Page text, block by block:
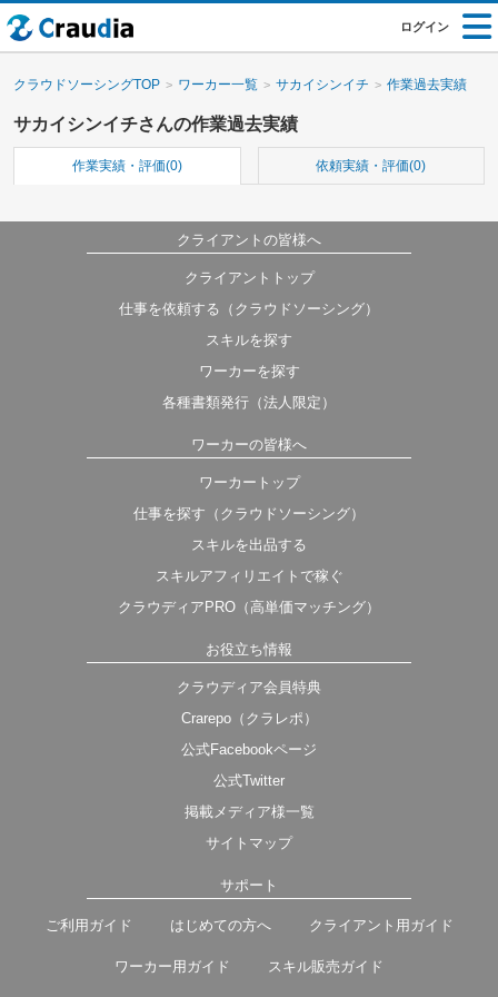
ログイン
クラウドソーシングTOP ワーカー一覧 サカイシンイチ 作業過去実績
サカイシンイチさんの作業過去実績
作業実績・評価(0) 依頼実績・評価(0)
クライアントの皆様へ
クライアントトップ
仕事を依頼する（クラウドソーシング）
スキルを探す
ワーカーを探す
各種書類発行（法人限定）
ワーカーの皆様へ
ワーカートップ
仕事を探す（クラウドソーシング）
スキルを出品する
スキルアフィリエイトで稼ぐ
クラウディアPRO（高単価マッチング）
お役立ち情報
クラウディア会員特典
Crarepo（クラレポ）
公式Facebookページ
公式Twitter
掲載メディア様一覧
サイトマップ
サポート
ご利用ガイド はじめての方へ クライアント用ガイド
ワーカー用ガイド スキル販売ガイド